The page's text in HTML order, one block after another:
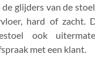
de glijders van de
hard of zacht.
ook
met een klant.